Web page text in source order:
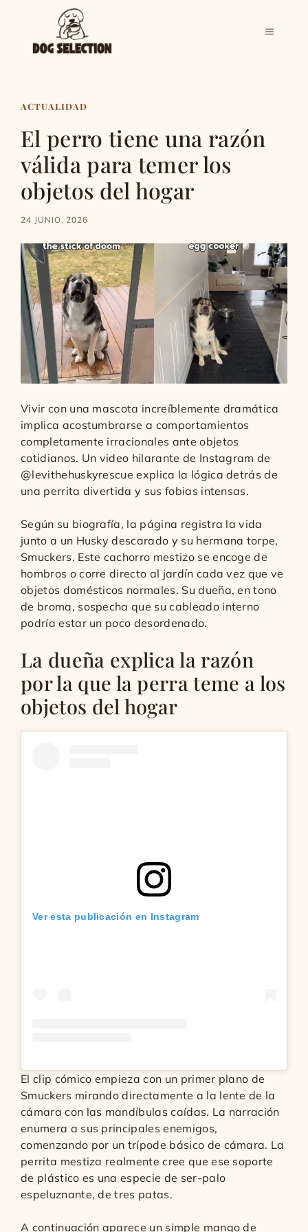
contenido
MENÚ
ACTUALIDAD
El perro tiene una razón
válida para temer los
objetos del hogar
24 JUNIO, 2026
Vivir con una mascota increíblemente dramática
implica acostumbrarse a comportamientos
completamente irracionales ante objetos
cotidianos. Un video hilarante de Instagram de
@levithehuskyrescue explica la lógica detrás de
una perrita divertida y sus fobias intensas.
Según su biografía, la página registra la vida
junto a un Husky descarado y su hermana torpe,
Smuckers. Este cachorro mestizo se encoge de
hombros o corre directo al jardín cada vez que ve
objetos domésticos normales. Su dueña, en tono
de broma, sospecha que su cableado interno
podría estar un poco desordenado.
La dueña explica la razón
por la que la perra teme a los
objetos del hogar
Ver esta publicación en Instagram
El clip cómico empieza con un primer plano de
Smuckers mirando directamente a la lente de la
cámara con las mandíbulas caídas. La narración
enumera a sus principales enemigos,
comenzando por un trípode básico de cámara. La
perrita mestiza realmente cree que ese soporte
de plástico es una especie de ser-palo
espeluznante, de tres patas.
A continuación aparece un simple mango de